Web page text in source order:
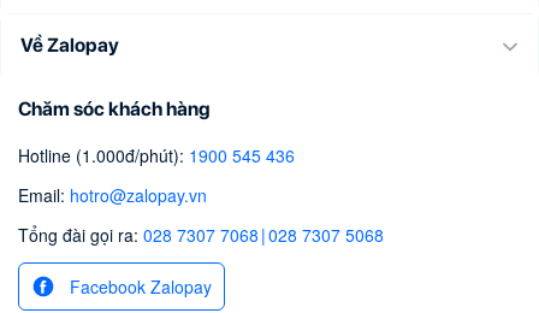
Về Zalopay
Chăm sóc khách hàng
Hotline (1.000đ/phút): 1900 545 436
Email: hotro@zalopay.vn
Tổng đài gọi ra: 028 7307 7068 |028 7307 5068
Facebook Zalopay